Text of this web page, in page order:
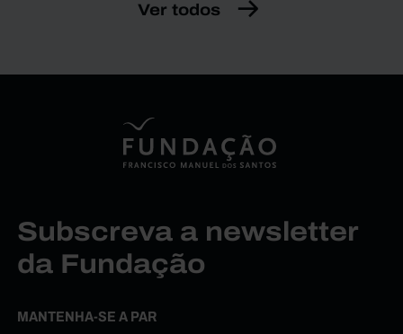
Ver todos
Subscreva a newsletter
da Fundação
MANTENHA-SE A PAR